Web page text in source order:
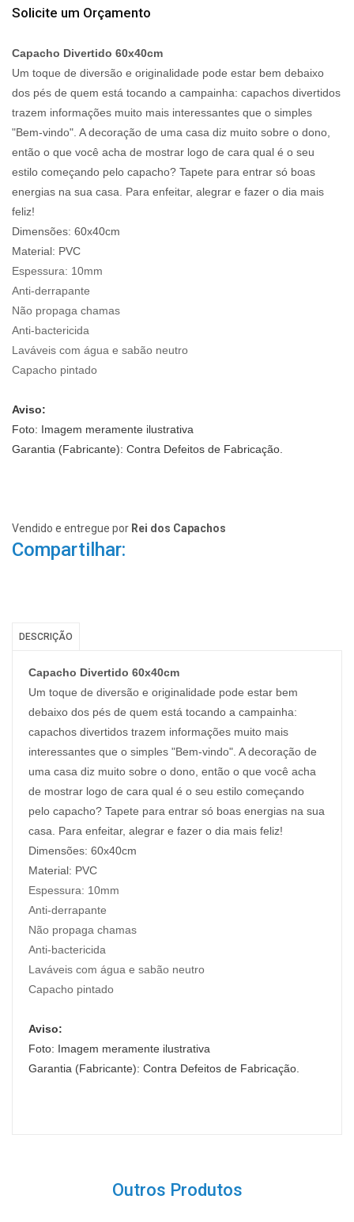
Solicite um Orçamento
Capacho Divertido 60x40cm
Um toque de diversão e originalidade pode estar bem debaixo
dos pés de quem está tocando a campainha: capachos divertidos
trazem informações muito mais interessantes que o simples
"Bem-vindo". A decoração de uma casa diz muito sobre o dono,
então o que você acha de mostrar logo de cara qual é o seu
estilo começando pelo capacho? Tapete para entrar só boas
energias na sua casa. Para enfeitar, alegrar e fazer o dia mais
feliz!
Dimensões: 60x40cm
Material: PVC
Espessura: 10mm
Anti-derrapante
Não propaga chamas
Anti-bactericida
Laváveis com água e sabão neutro
Capacho pintado
Aviso:
Foto: Imagem meramente ilustrativa
Garantia (Fabricante): Contra Defeitos de Fabricação.
Vendido e entregue por Rei dos Capachos
Compartilhar:
DESCRIÇÃO
Capacho Divertido 60x40cm
Um toque de diversão e originalidade pode estar bem
debaixo dos pés de quem está tocando a campainha:
capachos divertidos trazem informações muito mais
interessantes que o simples "Bem-vindo". A decoração de
uma casa diz muito sobre o dono, então o que você acha
de mostrar logo de cara qual é o seu estilo começando
pelo capacho? Tapete para entrar só boas energias na sua
casa. Para enfeitar, alegrar e fazer o dia mais feliz!
Dimensões: 60x40cm
Material: PVC
Espessura: 10mm
Anti-derrapante
Não propaga chamas
Anti-bactericida
Laváveis com água e sabão neutro
Capacho pintado
Aviso:
Foto: Imagem meramente ilustrativa
Garantia (Fabricante): Contra Defeitos de Fabricação.
Outros Produtos